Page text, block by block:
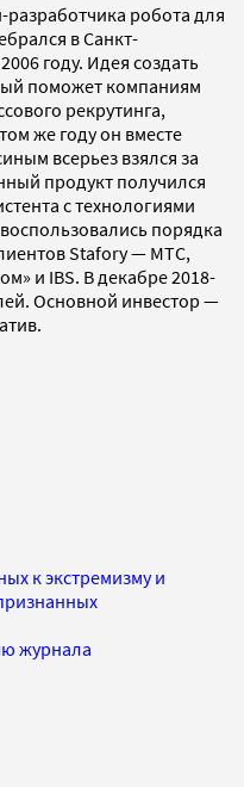
робота для
в Санкт-
году. Идея создать
поможет компаниям
рекрутинга,
же году он вместе
всерьез взялся за
продукт получился
с технологиями
порядка
Stafory — МТС,
и IBS. В декабре 2018-
Основной инвестор —
к экстремизму и
журнала